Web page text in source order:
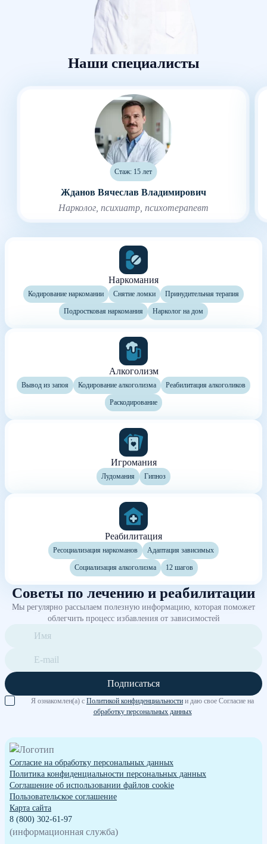
Наши специалисты
Стаж: 15 лет
Жданов Вячеслав Владимирович
Нарколог, психиатр, психотерапевт
Наркомания
Кодирование наркомании Снятие ломки Принудительная терапия
Подростковая наркомания Нарколог на дом
Алкоголизм
Вывод из запоя Кодирование алкоголизма Реабилитация алкоголиков
Раскодирование
Игромания
Лудомания Гипноз
Реабилитация
Ресоциализация наркоманов Адаптация зависимых
Социализация алкоголизма 12 шагов
Советы по лечению и реабилитации
Мы регулярно рассылаем полезную информацию, которая поможет
облегчить процесс избавления от зависимостей
Подписаться
Я ознакомлен(а) с Политикой конфиденциальности и даю свое Согласие на
обработку персональных данных
Согласие на обработку персональных данных
Политика конфиденциальности персональных данных
Cоглашение об использовании файлов cookie
Пользовательское соглашение
Карта сайта
8 (800) 302-61-97
(информационная служба)